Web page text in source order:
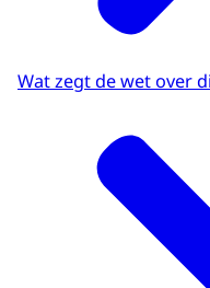
Wat zegt de wet over